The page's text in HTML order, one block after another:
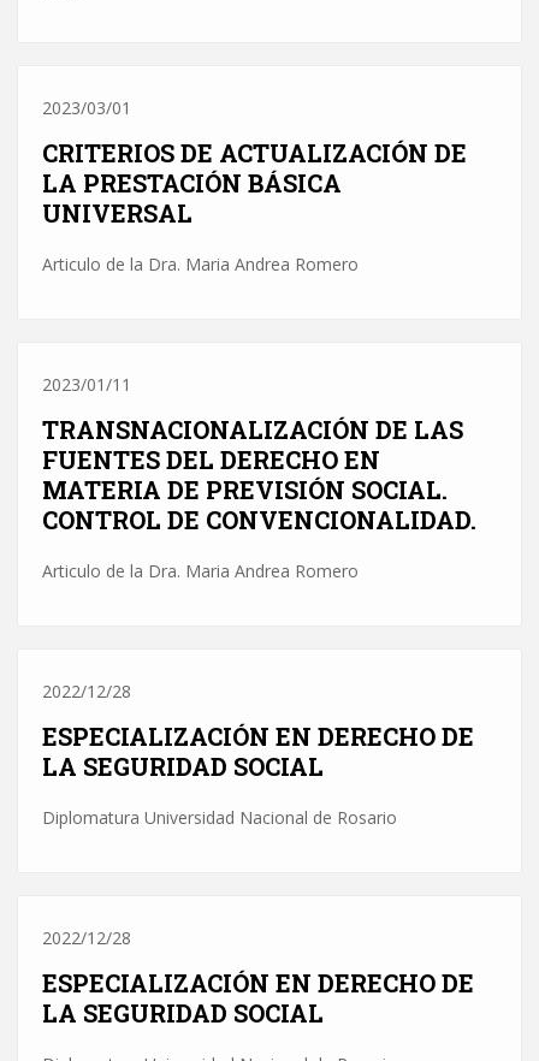
2023/03/01
CRITERIOS DE ACTUALIZACIÓN DE
LA PRESTACIÓN BÁSICA
UNIVERSAL
Articulo de la Dra. Maria Andrea Romero
2023/01/11
TRANSNACIONALIZACIÓN DE LAS
FUENTES DEL DERECHO EN
MATERIA DE PREVISIÓN SOCIAL.
CONTROL DE CONVENCIONALIDAD.
Articulo de la Dra. Maria Andrea Romero
2022/12/28
ESPECIALIZACIÓN EN DERECHO DE
LA SEGURIDAD SOCIAL
Diplomatura Universidad Nacional de Rosario
2022/12/28
ESPECIALIZACIÓN EN DERECHO DE
LA SEGURIDAD SOCIAL